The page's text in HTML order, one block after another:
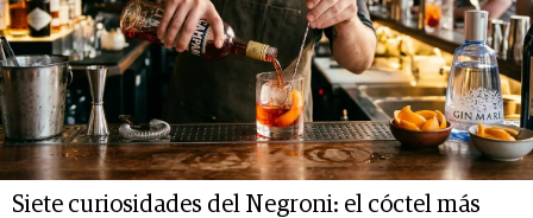
Siete curiosidades del Negroni: el cóctel más